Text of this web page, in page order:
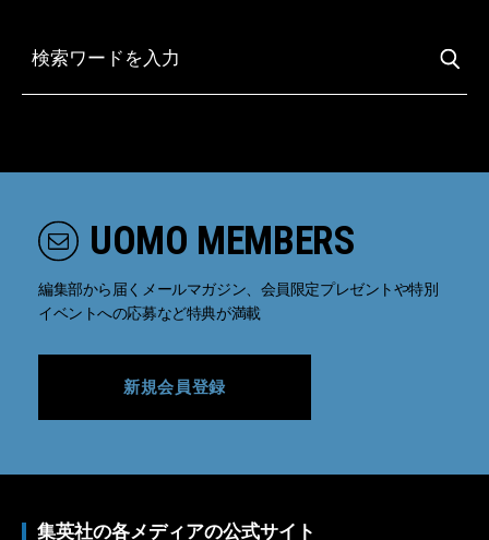
UOMO MEMBERS
編集部から届くメールマガジン、会員限定プレゼントや特別
イベントへの応募など特典が満載
新規会員登録
集英社の各メディアの公式サイト